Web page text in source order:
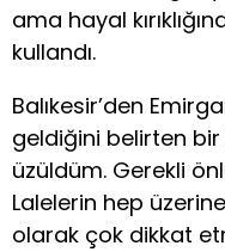
ama hayal
kullandı.
Balıkesir’den
geldiğini belirten
üzüldüm. Gerekli
Lalelerin hep
olarak çok dikkat